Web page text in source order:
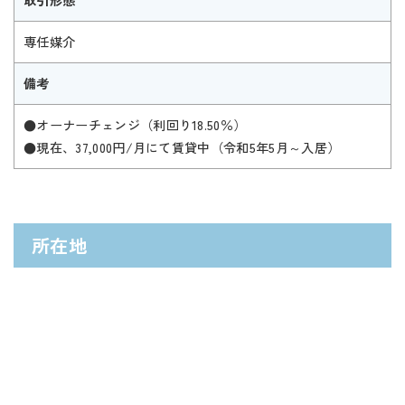
専任媒介
備考
●オーナーチェンジ（利回り18.50％）
●現在、37,000円/月にて賃貸中（令和5年5月～入居）
所在地